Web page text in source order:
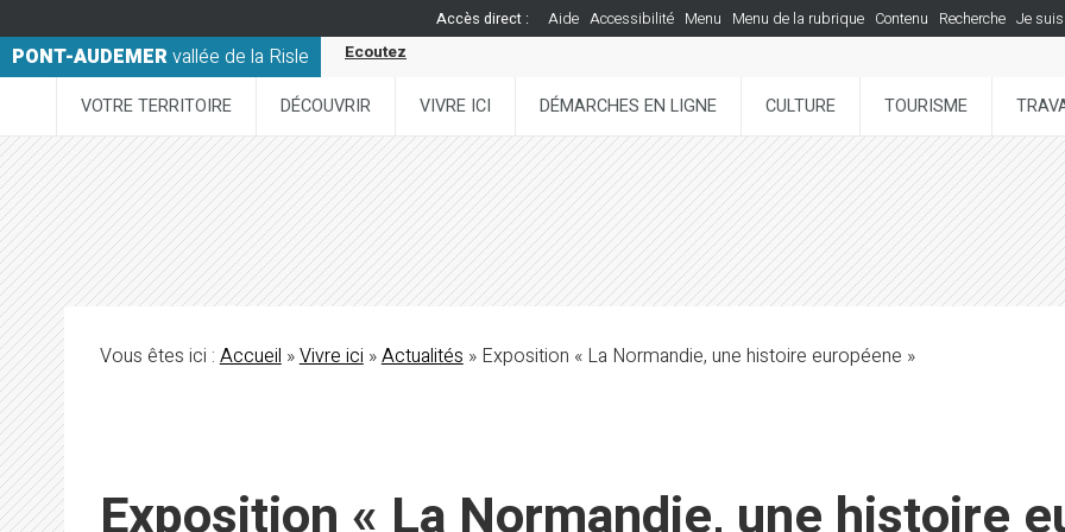
Accès direct : Aide Accessibilité Menu Menu de la rubrique Contenu Recherche Je suis
PONT-AUDEMERvallée de la Risle Ecoutez
VOTRE TERRITOIRE DÉCOUVRIR VIVRE ICI DÉMARCHES EN LIGNE CULTURE TOURISME
Vous êtes ici :Accueil»Vivre ici»Actualités» Exposition « La Normandie, une histoire européene »